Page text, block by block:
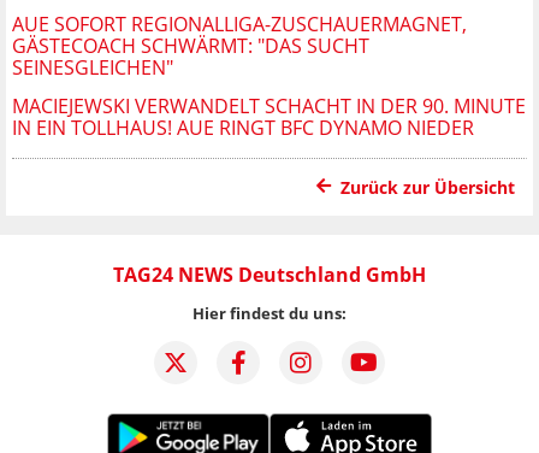
AUE SOFORT REGIONALLIGA-ZUSCHAUERMAGNET,
GÄSTECOACH SCHWÄRMT: "DAS SUCHT
SEINESGLEICHEN"
MACIEJEWSKI VERWANDELT SCHACHT IN DER 90. MINUTE
IN EIN TOLLHAUS! AUE RINGT BFC DYNAMO NIEDER
Zurück zur Übersicht
TAG24 NEWS Deutschland GmbH
Hier findest du uns: